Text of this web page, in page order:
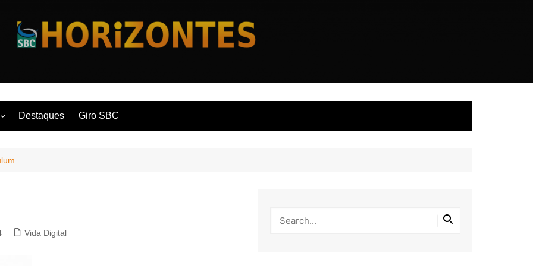
Horizontes
Destaques Giro SBC
Vida Digital